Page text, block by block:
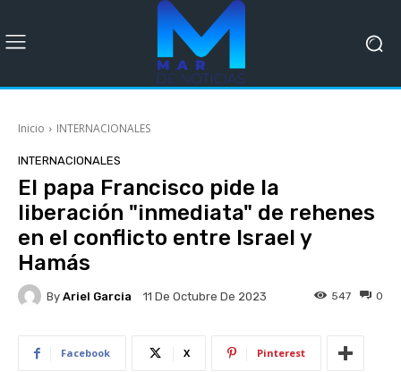
Inicio INTERNACIONALES
INTERNACIONALES
El papa Francisco pide la
liberación "inmediata" de rehenes
en el conflicto entre Israel y
Hamás
By Ariel Garcia 11 De Octubre De 2023 0
547
Facebook X Pinterest